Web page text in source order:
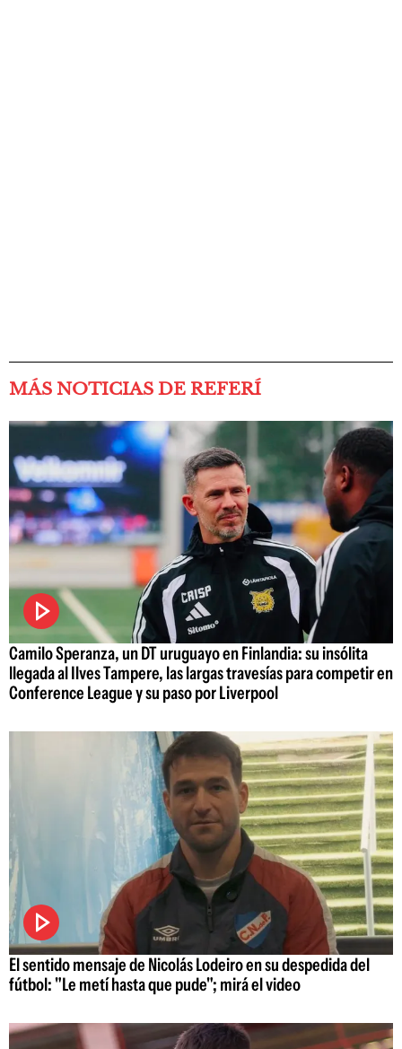
MÁS NOTICIAS DE REFERÍ
Camilo Speranza, un DT uruguayo en Finlandia: su insólita
llegada al Ilves Tampere, las largas travesías para competir en
Conference League y su paso por Liverpool
El sentido mensaje de Nicolás Lodeiro en su despedida del
fútbol: "Le metí hasta que pude"; mirá el video